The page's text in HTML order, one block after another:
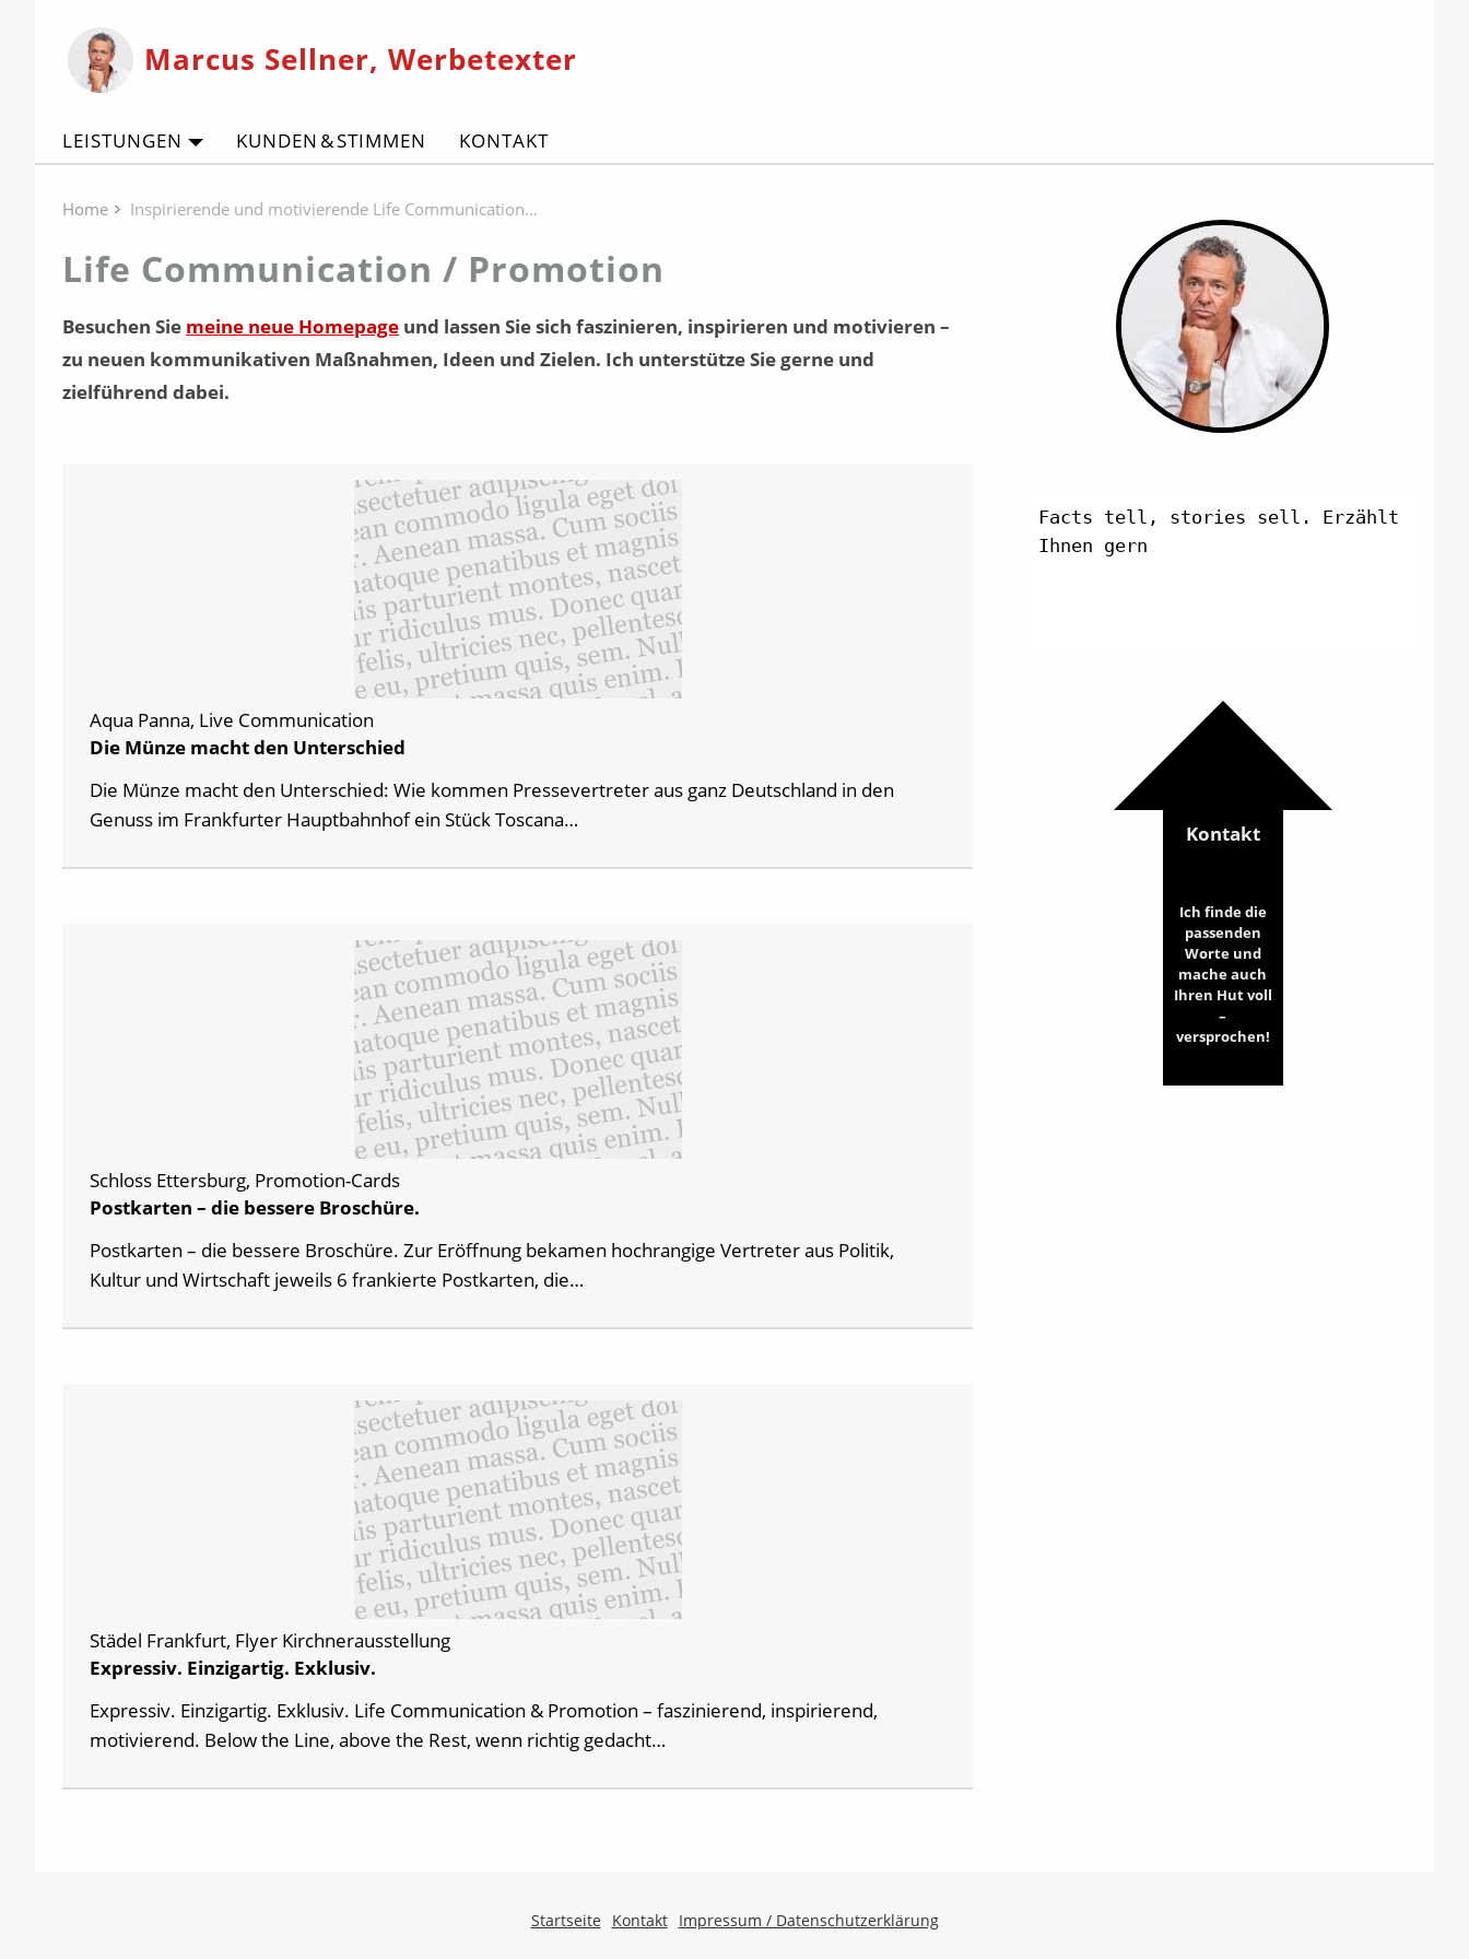
Marcus Sellner, Werbetexter
LEISTUNGEN KUNDEN & STIMMEN KONTAKT
Home Inspirierende und motivierende Life Communication…
Life Communication / Promotion
Besuchen Sie meine neue Homepage und lassen Sie sich faszinieren, inspirieren und motivieren –
zu neuen kommunikativen Maßnahmen, Ideen und Zielen. Ich unterstütze Sie gerne und
zielführend dabei.
Aqua Panna, Live Communication
Die Münze macht den Unterschied
Die Münze macht den Unterschied: Wie kommen Pressevertreter aus ganz Deutschland in den
Genuss im Frankfurter Hauptbahnhof ein Stück Toscana…
Schloss Ettersburg, Promotion-Cards
Postkarten – die bessere Broschüre.
Postkarten – die bessere Broschüre. Zur Eröffnung bekamen hochrangige Vertreter aus Politik,
Kultur und Wirtschaft jeweils 6 frankierte Postkarten, die…
Städel Frankfurt, Flyer Kirchnerausstellung
Expressiv. Einzigartig. Exklusiv.
Expressiv. Einzigartig. Exklusiv. Life Communication & Promotion – faszinierend, inspirierend,
motivierend. Below the Line, above the Rest, wenn richtig gedacht…
Facts tell, stories sell. Erzählt
Ihnen gerne et
Kontakt
Ich finde die
passenden
Worte und
mache auch
Ihren Hut voll
–
versprochen!
Startseite Kontakt Impressum / Datenschutzerklärung